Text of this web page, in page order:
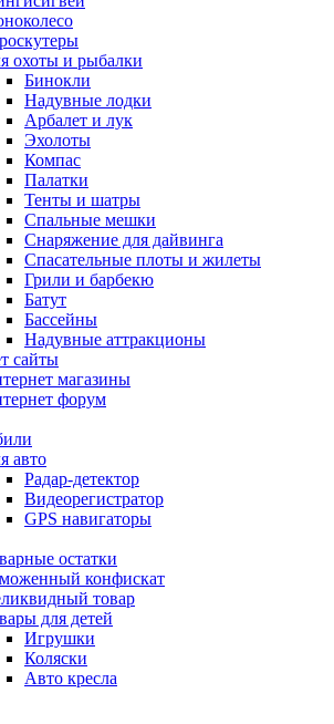
охоты и рыбалки
Бинокли
Надувные лодки
Арбалет и лук
Эхолоты
Компас
Палатки
Тенты и шатры
Спальные мешки
Снаряжение для дайвинга
Спасательные плоты и жилеты
Грили и барбекю
Батут
Бассейны
Надувные аттракционы
сайты
магазины
форум
авто
Радар-детектор
Видеорегистратор
GPS навигаторы
остатки
конфискат
товар
для детей
Игрушки
Коляски
Авто кресла